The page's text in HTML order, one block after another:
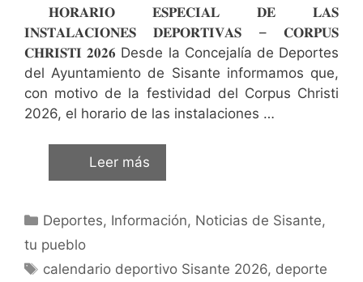
𝐇𝐎𝐑𝐀𝐑𝐈𝐎 𝐄𝐒𝐏𝐄𝐂𝐈𝐀𝐋 𝐃𝐄 𝐋𝐀𝐒
𝐈𝐍𝐒𝐓𝐀𝐋𝐀𝐂𝐈𝐎𝐍𝐄𝐒 𝐃𝐄𝐏𝐎𝐑𝐓𝐈𝐕𝐀𝐒 – 𝐂𝐎𝐑𝐏𝐔𝐒
𝐂𝐇𝐑𝐈𝐒𝐓𝐈 𝟐𝟎𝟐𝟔 Desde la Concejalía de Deportes
del Ayuntamiento de Sisante informamos que,
con motivo de la festividad del Corpus Christi
2026, el horario de las instalaciones …
Leer más
Deportes, Información, Noticias de Sisante,
tu pueblo
calendario deportivo Sisante 2026, deporte